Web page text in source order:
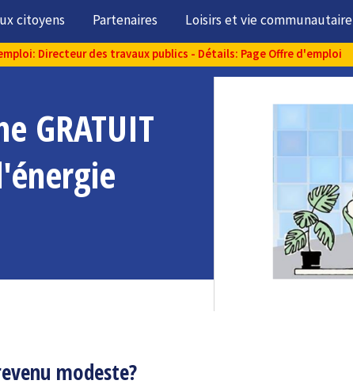
citoyens Partenaires Loisirs et vie communautaire
Directeur des travaux publics - Détails: Page Offre d'emploi
GRATUIT
modeste?